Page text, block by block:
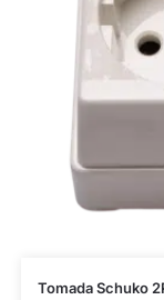
Tomada Schuko